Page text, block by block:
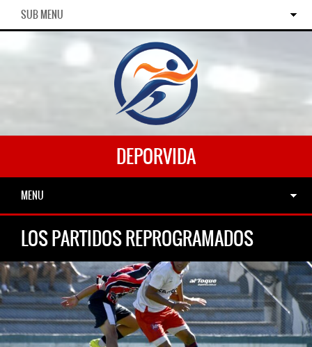
SUB MENU
DEPORVIDA
MENU
LOS PARTIDOS REPROGRAMADOS